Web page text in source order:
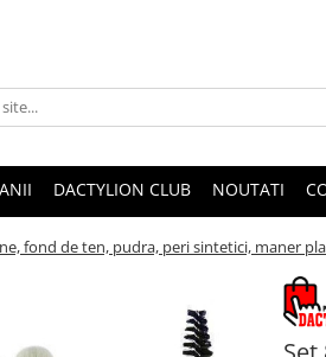
DACTYLION CLUB NOUTATI
fond de ten, pudra, peri sintetici, maner